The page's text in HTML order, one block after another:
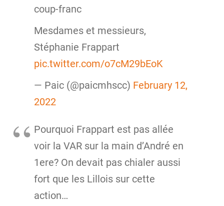
coup-franc
Mesdames et messieurs,
Stéphanie Frappart
pic.twitter.com/o7cM29bEoK
— Paic (@paicmhscc) February 12,
2022
Pourquoi Frappart est pas allée
voir la VAR sur la main d’André en
1ere? On devait pas chialer aussi
fort que les Lillois sur cette
action…